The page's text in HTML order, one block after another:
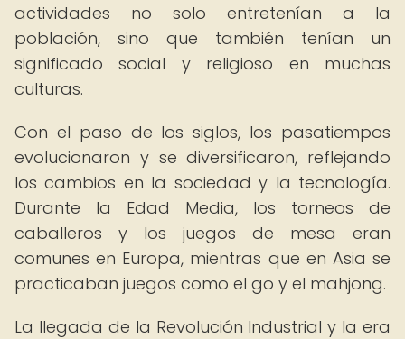
actividades no solo entretenían a la
población, sino que también tenían un
significado social y religioso en muchas
culturas.
Con el paso de los siglos, los pasatiempos
evolucionaron y se diversificaron, reflejando
los cambios en la sociedad y la tecnología.
Durante la Edad Media, los torneos de
caballeros y los juegos de mesa eran
comunes en Europa, mientras que en Asia se
practicaban juegos como el go y el mahjong.
La llegada de la Revolución Industrial y la era